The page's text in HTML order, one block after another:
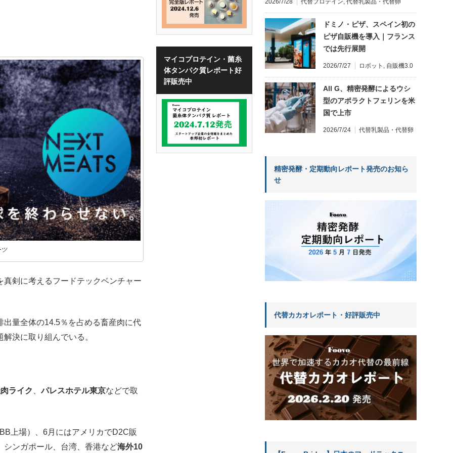
剣に考えるフードテックベンチャー
量全体の14.5％を占める畜産肉に代
決に取り組んでいる。
ライク 、パレスホテル東京などで取
上場）、6月にはアメリカでD2C販
シンガポール、台湾、香港など海外10
マイコプロテイン・菌糸
体タンパク質レポート好
評販売中
ドミノ・ピザ、スペイン初の
ピザ自販機を導入｜フランス
では先行展開
2026/7/27 ロボット 自販機3.0
All G、精密発酵によるウシ
型のアポラクトフェリンを米
国で上市
2026/7/24 代替乳製品・代替卵
精密発酵・定期動向レポート発売のお知ら
せ
代替カカオレポート・好評販売中